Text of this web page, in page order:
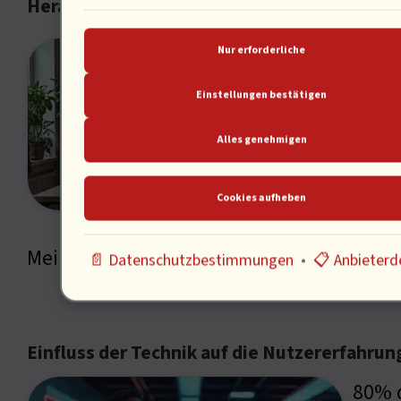
Herausforderungen in der
Meinung nach die Technik die
Einfluss der Technik auf die
80%
Nur erforderliche
Einstellungen bestätigen
Alles genehmigen
Cookies aufheben
📄 Datenschutzbestimmungen • 📋